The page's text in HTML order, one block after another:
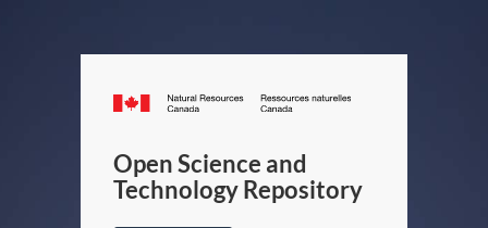
Canada.ca
/
Canada
Open Science and
Technology Repository